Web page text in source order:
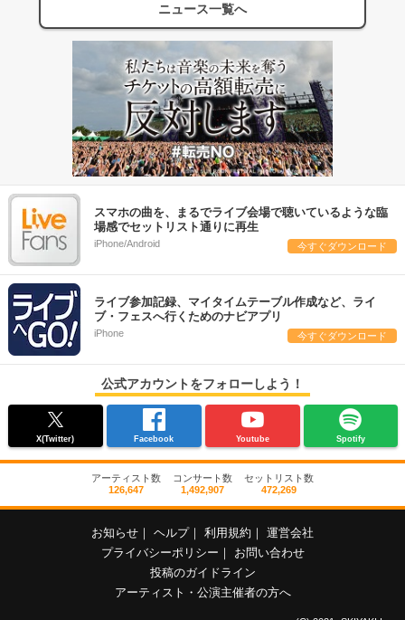
ニュース一覧へ
スマホの曲を、まるでライブ会場で聴いているような臨
場感でセットリスト通りに再生
iPhone/Android 今すぐダウンロード
ライブ参加記録、マイタイムテーブル作成など、ライ
ブ・フェスへ行くためのナビアプリ
iPhone 今すぐダウンロード
公式アカウントをフォローしよう！
X(Twitter) Facebook Youtube Spotify
アーティスト数
126,647
コンサート数
1,492,907
セットリスト数
472,269
お知らせ ヘルプ 利用規約
運営会社
プライバシーポリシー
お問い合わせ
投稿のガイドライン
アーティスト・公演主催者の方へ